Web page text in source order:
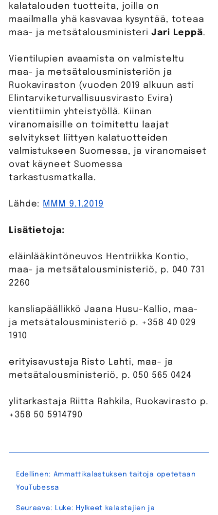
kalatalouden tuotteita, joilla on
maailmalla yhä kasvavaa kysyntää, toteaa
maa- ja metsätalousministeriJari Leppä.
Vientilupien avaamista on valmisteltu
maa- ja metsätalousministeriön ja
Ruokaviraston (vuoden 2019 alkuun asti
Elintarviketurvallisuusvirasto Evira)
vientitiimin yhteistyöllä. Kiinan
viranomaisille on toimitettu laajat
selvitykset liittyen kalatuotteiden
valmistukseen Suomessa, ja viranomaiset
ovat käyneet Suomessa
tarkastusmatkalla.
Lähde: MMM 9.1.2019
Lisätietoja:
eläinlääkintöneuvos Hentriikka Kontio,
maa- ja metsätalousministeriö, p. 040 731
2260
kansliapäällikkö Jaana Husu-Kallio, maa-
ja metsätalousministeriö p. +358 40 029
1910
erityisavustaja Risto Lahti, maa- ja
metsätalousministeriö, p. 050 565 0424
ylitarkastaja Riitta Rahkila, Ruokavirasto p.
+358 50 5914790
Artikkelien
selaus
Edellinen: Ammattikalastuksen taitoja opetetaan
YouTubessa
Seuraava: Luke: Hylkeet kalastajien ja